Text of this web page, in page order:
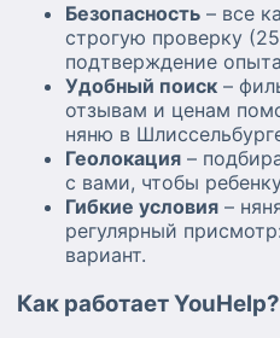
Безопасность – все
строгую проверку
подтверждение
Удобный поиск –
отзывам и ценам
няню в
Геолокация –
с вами, чтобы
Гибкие условия –
регулярный
вариант.
Как работает YouHelp?